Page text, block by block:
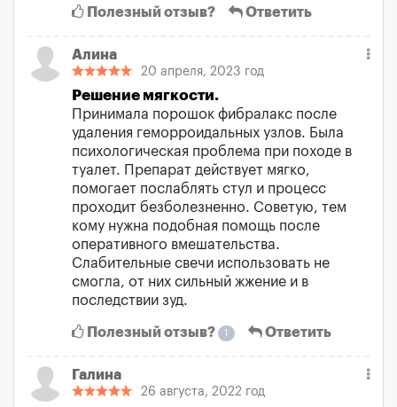
Полезный отзыв? Ответить
Алина
20 апреля, 2023 год
Решение мягкости.
Принимала порошок фибралакс после
удаления геморроидальных узлов. Была
психологическая проблема при походе в
туалет. Препарат действует мягко,
помогает послаблять стул и процесс
проходит безболезненно. Советую, тем
кому нужна подобная помощь после
оперативного вмешательства.
Слабительные свечи использовать не
смогла, от них сильный жжение и в
последствии зуд.
Полезный отзыв? 1 Ответить
Галина
26 августа, 2022 год